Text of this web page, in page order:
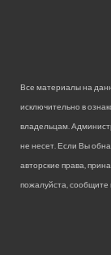
Все материалы на
исключительно в
владельцам.
не несет. Если Вы
авторские права,
пожалуйста, сообщите